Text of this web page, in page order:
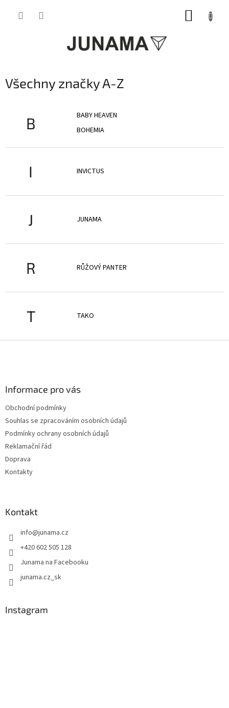
Všechny značky A-Z
B
BABY HEAVEN
BOHEMIA
I INVICTUS
J JUNAMA
R RŮŽOVÝ PANTER
T TAKO
Informace pro vás
Obchodní podmínky
Souhlas se zpracováním osobních údajů
Podmínky ochrany osobních údajů
Reklamační řád
Doprava
Kontakty
Kontakt
info@junama.cz
+420 602 505 128
Junama na Facebooku
junama.cz_sk
Instagram